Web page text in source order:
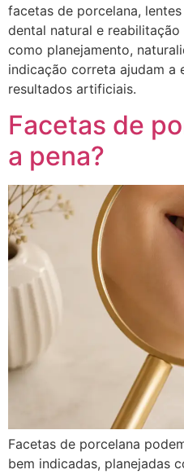
facetas de porcelana,
dental natural e
como planejamento,
indicação correta ajudam a
resultados artificiais.
Facetas de
a pena?
Facetas de porcelana
bem indicadas, planejadas